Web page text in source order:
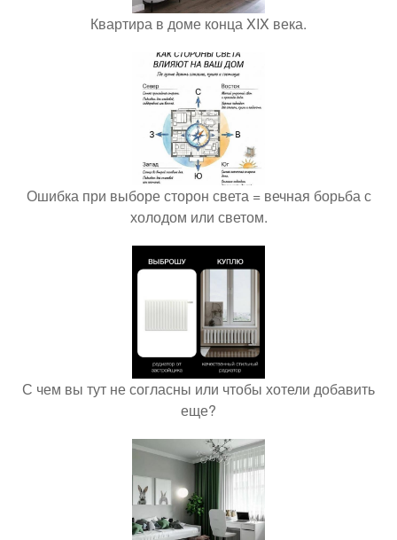
Квартира в доме конца XIX века.
Ошибка при выборе сторон света = вечная борьба с
холодом или светом.
С чем вы тут не согласны или чтобы хотели добавить
еще?